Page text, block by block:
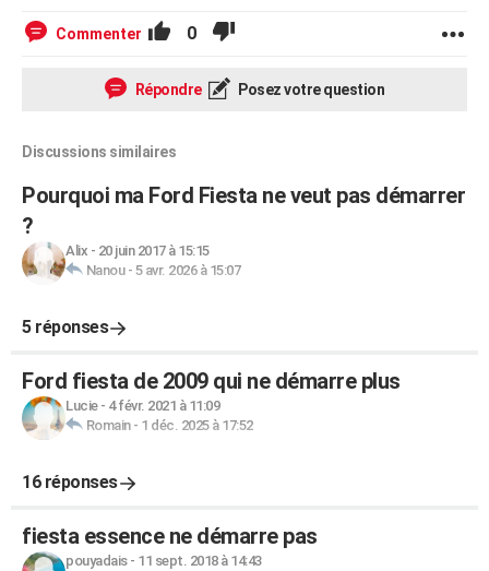
Commenter 0
Répondre Posez votre question
Discussions similaires
Pourquoi ma Ford Fiesta ne veut pas démarrer
?
Alix - 20 juin 2017 à 15:15
Nanou- 5 avr. 2026 à 15:07
5 réponses
Ford fiesta de 2009 qui ne démarre plus
Lucie- 4 févr. 2021 à 11:09
Romain- 1 déc. 2025 à 17:52
16 réponses
fiesta essence ne démarre pas
pouyadais- 11 sept. 2018 à 14:43